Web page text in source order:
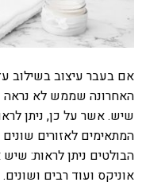
אם בעבר עיצוב בשילוב
האחרונה שממש לא נראה
שיש. אשר על כן, ניתן
המתאימים לאזורים שונים
הבולטים ניתן לראות:
אוניקס ועוד רבים ושונים.